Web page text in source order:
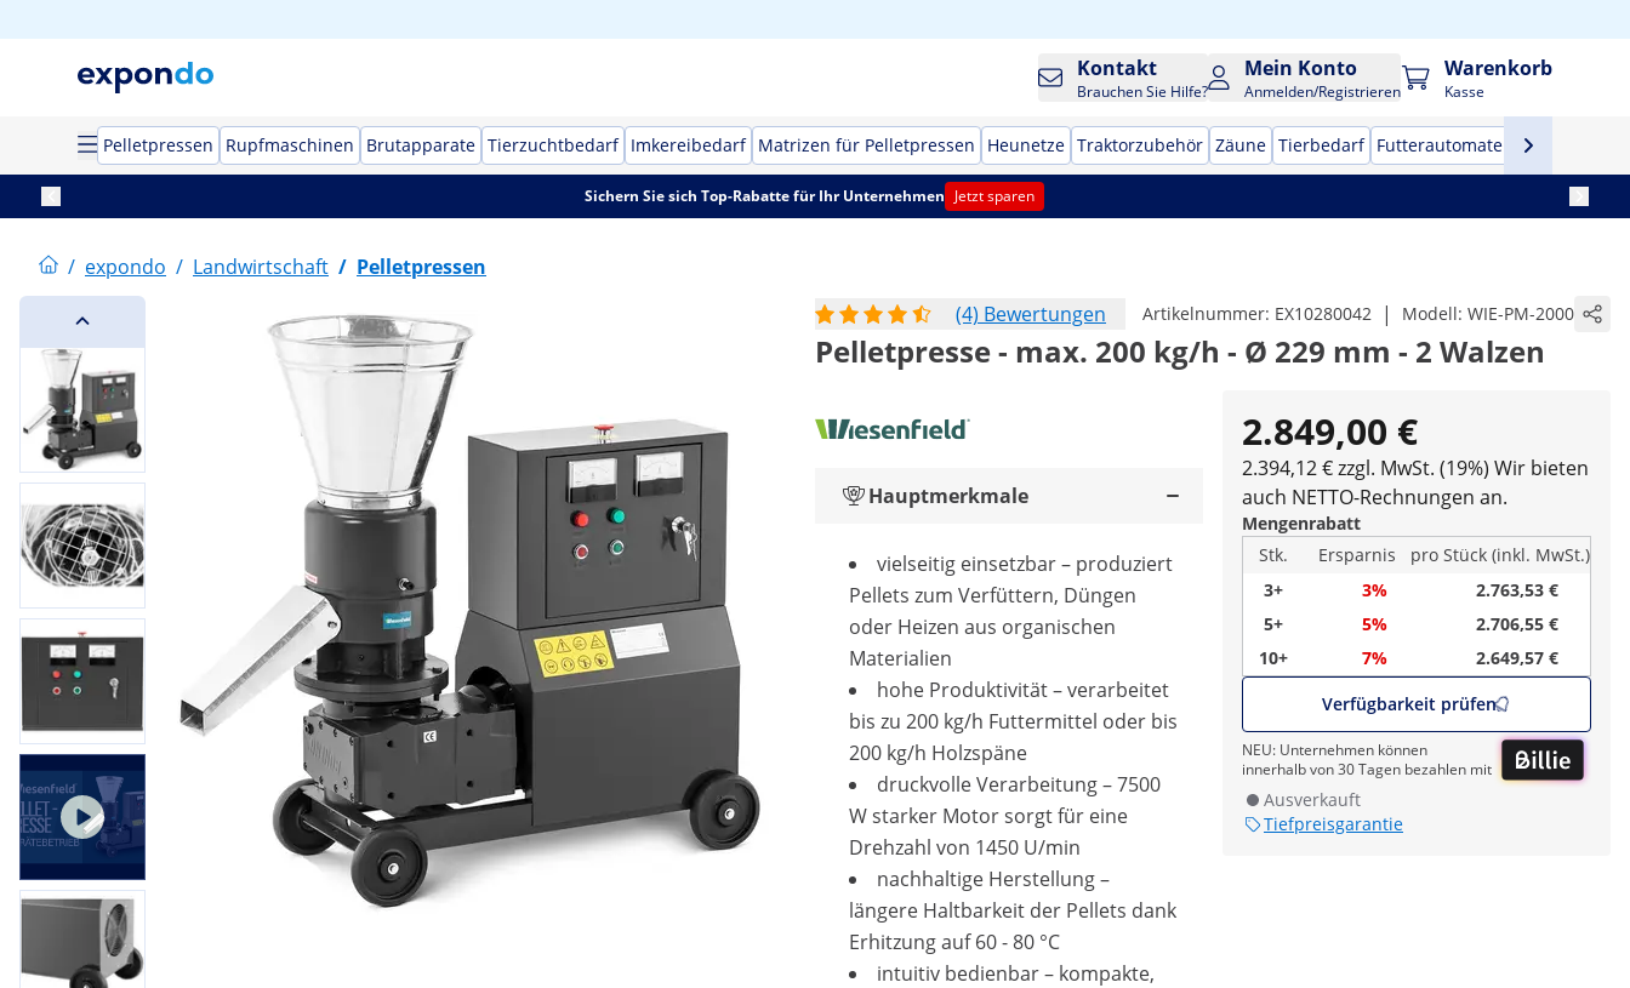
Kontakt
Brauchen Sie Hilfe?
Mein Konto
Anmelden/Registrieren
Warenkorb
Kasse
Pelletpressen Rupfmaschinen Brutapparate Tierzuchtbedarf Imkereibedarf Matrizen für Pelletpressen Heunetze Traktorzubehör Zäune Tierbedarf Futterautomaten
Sichern Sie sich Top-Rabatte für Ihr Unternehmen Jetzt sparen
/ expondo / Landwirtschaft / Pelletpressen
(4) Bewertungen
Artikelnummer: EX10280042 | Modell: WIE-PM-2000
Pelletpresse - max. 200 kg/h - Ø 229 mm - 2 Walzen
2.849,00 €
2.394,12 € zzgl. MwSt. (19%) Wir bieten
auch NETTO-Rechnungen an.
Mengenrabatt
Stk.
Ersparnis
pro Stück (inkl. MwSt.)
3+
3%
2.763,53 €
5+
5%
2.706,55 €
10+
7%
2.649,57 €
Verfügbarkeit prüfen
NEU: Unternehmen können
innerhalb von 30 Tagen bezahlen mit
Ausverkauft
Tiefpreisgarantie
Hauptmerkmale
vielseitig einsetzbar – produziert
Pellets zum Verfüttern, Düngen
oder Heizen aus organischen
Materialien
hohe Produktivität – verarbeitet
bis zu 200 kg/h Futtermittel oder bis
200 kg/h Holzspäne
druckvolle Verarbeitung – 7500
W starker Motor sorgt für eine
Drehzahl von 1450 U/min
nachhaltige Herstellung –
längere Haltbarkeit der Pellets dank
Erhitzung auf 60 - 80 °C
intuitiv bedienbar – kompakte,